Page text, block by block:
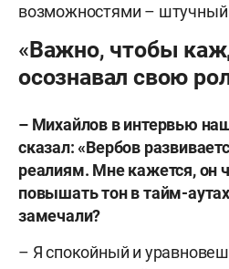
возможностями – штучный
«Важно, чтобы
осознавал свою
– Михайлов в интервью
сказал: «Вербов
реалиям. Мне кажется, он
повышать тон в тайм-
замечали?
– Я спокойный и